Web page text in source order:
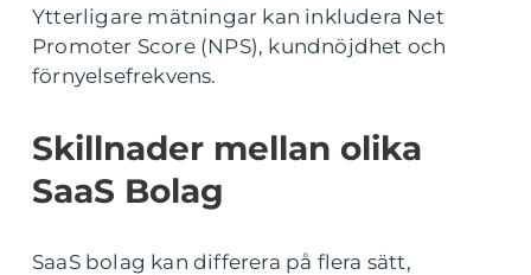
Ytterligare mätningar kan inkludera Net
Promoter Score (NPS), kundnöjdhet och
förnyelsefrekvens.
Skillnader mellan olika
SaaS Bolag
SaaS bolag kan differera på flera sätt,